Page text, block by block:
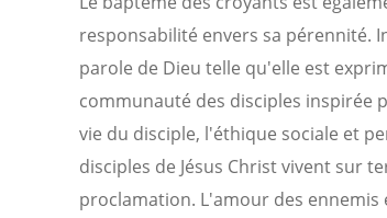
responsabilité envers sa pérennité.
parole de Dieu telle qu'elle est
communauté des disciples inspirée
vie du disciple, l'éthique sociale et
disciples de Jésus Christ vivent sur
proclamation. L'amour des